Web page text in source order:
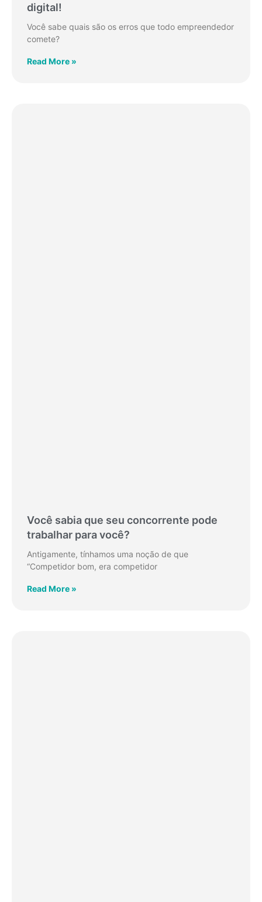
digital!
Você sabe quais são os erros que todo empreendedor
comete?
Read More »
Você sabia que seu concorrente pode
trabalhar para você?
Antigamente, tínhamos uma noção de que
“Competidor bom, era competidor
Read More »